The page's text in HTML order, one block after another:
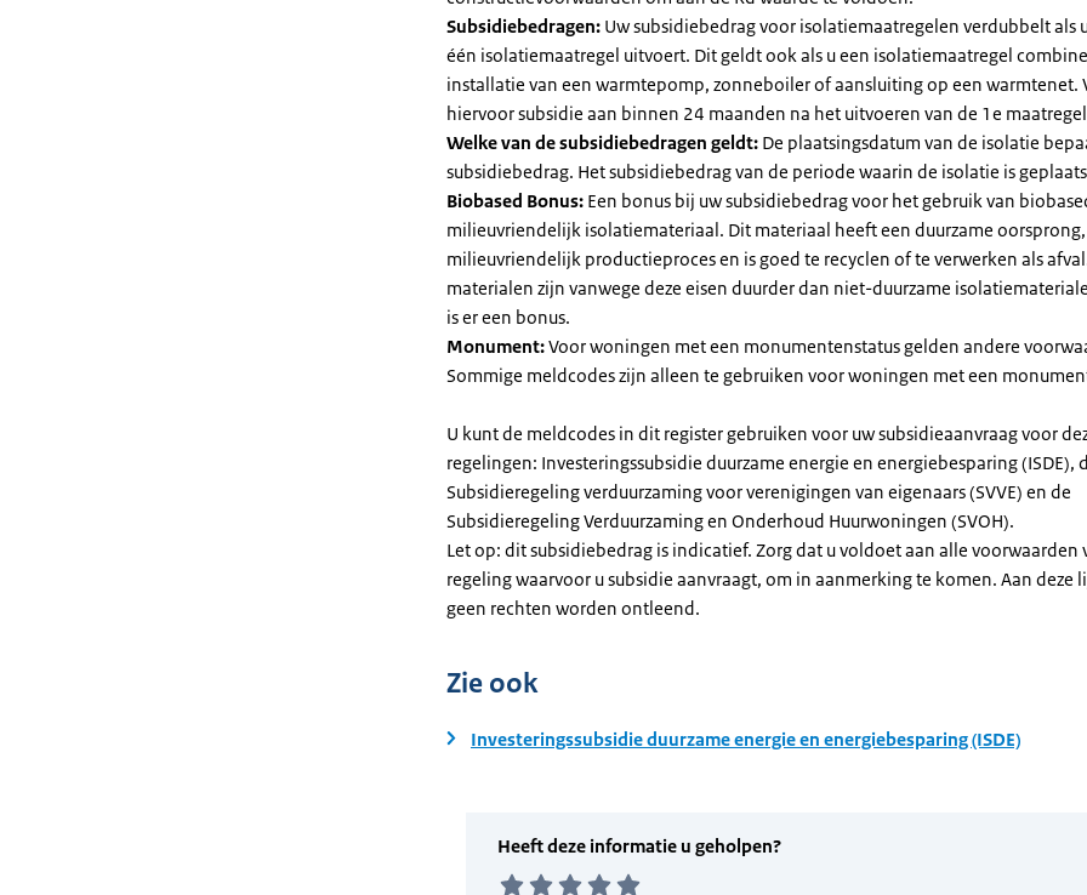
Subsidiebedragen: Uw subsidiebedrag voor isolatiemaatregelen verdubbelt als
één isolatiemaatregel uitvoert. Dit geldt ook als u een isolatiemaatregel
installatie van een warmtepomp, zonneboiler of aansluiting op een warmtenet.
hiervoor subsidie aan binnen 24 maanden na het uitvoeren van de 1e
Welke van de subsidiebedragen geldt: De plaatsingsdatum van de isolatie
subsidiebedrag. Het subsidiebedrag van de periode waarin de isolatie is
Biobased Bonus: Een bonus bij uw subsidiebedrag voor het gebruik van
milieuvriendelijk isolatiemateriaal. Dit materiaal heeft een duurzame oorsprong,
milieuvriendelijk productieproces en is goed te recyclen of te verwerken als
materialen zijn vanwege deze eisen duurder dan niet-duurzame
is er een bonus.
Monument:Voor woningen met een monumentenstatus gelden andere
Sommige meldcodes zijn alleen te gebruiken voor woningen met een
U kunt de meldcodes in dit register gebruiken voor uw subsidieaanvraag voor
regelingen: Investeringssubsidie duurzame energie en energiebesparing (ISDE),
Subsidieregeling verduurzaming voor verenigingen van eigenaars (SVVE) en de
Subsidieregeling Verduurzaming en Onderhoud Huurwoningen (SVOH).
Let op: dit subsidiebedrag is indicatief. Zorg dat u voldoet aan alle voorwaarden
regeling waarvoor u subsidie aanvraagt, om in aanmerking te komen. Aan deze
geen rechten worden ontleend.
Zie ook
Investeringssubsidie duurzame energie en energiebesparing (ISDE)